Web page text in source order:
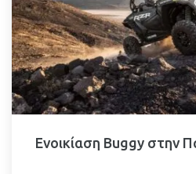
Ενοικίαση Buggy στην